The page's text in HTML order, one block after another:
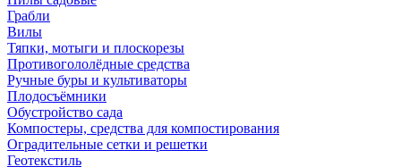
Грабли
Вилы
Тяпки, мотыги и плоскорезы
Противогололёдные средства
Ручные буры и культиваторы
Плодосъёмники
Обустройство сада
Компостеры, средства для компостирования
Оградительные сетки и решетки
Геотекстиль